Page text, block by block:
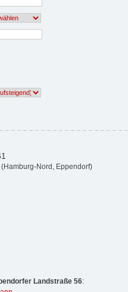
Nord, Eppendorf)
Landstraße 56: